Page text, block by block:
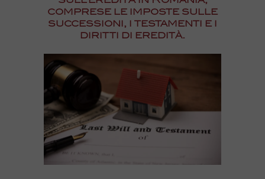
comprese le imposte sulle
successioni, i testamenti e i
diritti di eredità.